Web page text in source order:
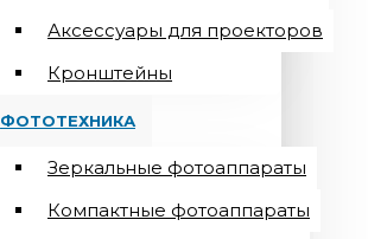
Аксессуары для проекторов
Кронштейны
ФОТОТЕХНИКА
Зеркальные фотоаппараты
Компактные фотоаппараты